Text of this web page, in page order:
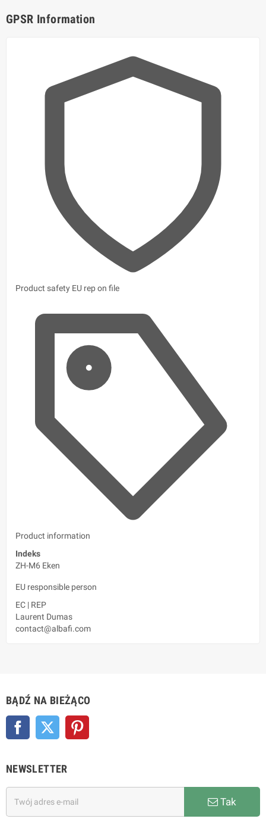
GPSR Information
Product safety EU rep on file
Product information
Indeks
ZH-M6 Eken
EU responsible person
EC | REP
Laurent Dumas
contact@albafi.com
BĄDŹ NA BIEŻĄCO
FacebookTwitter
NEWSLETTER
Tak